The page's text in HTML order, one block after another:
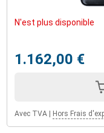
N'est plus disponible
1.162,00 €
Avec TVA Hors Frais